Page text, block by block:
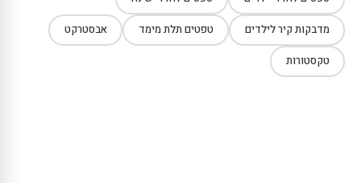
מדבקות קיר לילדים טפטים תלת מימד אבסטרקט
טקסטורות